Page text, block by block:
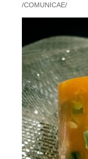
/COMUNICAE/